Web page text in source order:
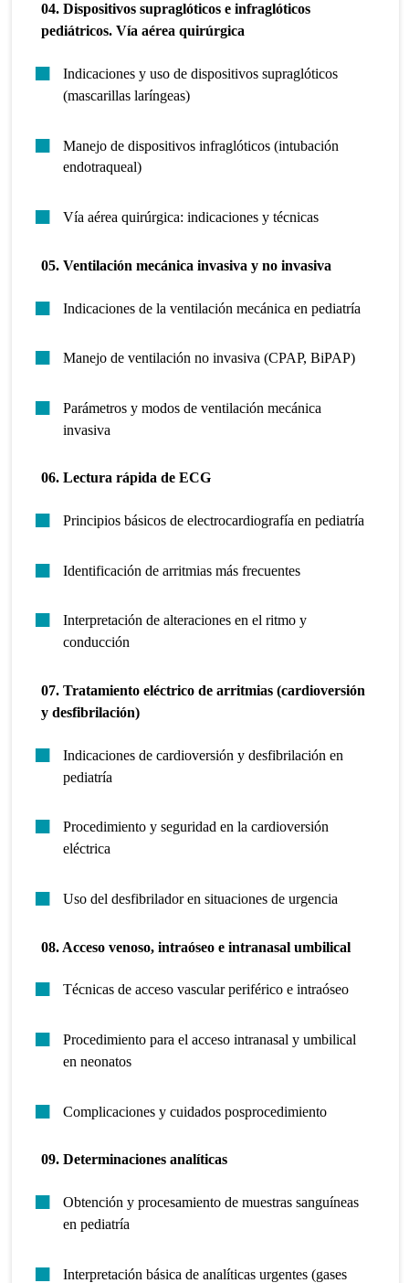
04. Dispositivos supraglóticos e infraglóticos
pediátricos. Vía aérea quirúrgica
Indicaciones y uso de dispositivos supraglóticos
(mascarillas laríngeas)
Manejo de dispositivos infraglóticos (intubación
endotraqueal)
Vía aérea quirúrgica: indicaciones y técnicas
05. Ventilación mecánica invasiva y no invasiva
Indicaciones de la ventilación mecánica en pediatría
Manejo de ventilación no invasiva (CPAP, BiPAP)
Parámetros y modos de ventilación mecánica
invasiva
06. Lectura rápida de ECG
Principios básicos de electrocardiografía en pediatría
Identificación de arritmias más frecuentes
Interpretación de alteraciones en el ritmo y
conducción
07. Tratamiento eléctrico de arritmias (cardioversión
y desfibrilación)
Indicaciones de cardioversión y desfibrilación en
pediatría
Procedimiento y seguridad en la cardioversión
eléctrica
Uso del desfibrilador en situaciones de urgencia
08. Acceso venoso, intraóseo e intranasal umbilical
Técnicas de acceso vascular periférico e intraóseo
Procedimiento para el acceso intranasal y umbilical
en neonatos
Complicaciones y cuidados posprocedimiento
09. Determinaciones analíticas
Obtención y procesamiento de muestras sanguíneas
en pediatría
Interpretación básica de analíticas urgentes (gases